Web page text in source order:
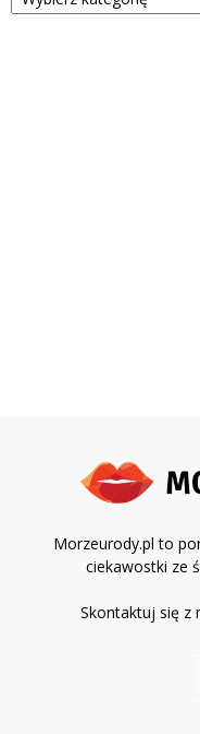
Morzeurody.pl to
ciekawostki ze
Skontaktuj się z